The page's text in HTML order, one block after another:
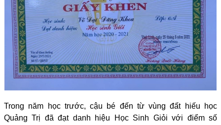
Trong năm học trước, cậu bé đến từ vùng đất hiếu học
Quảng Trị đã đạt danh hiệu Học Sinh Giỏi với điểm số